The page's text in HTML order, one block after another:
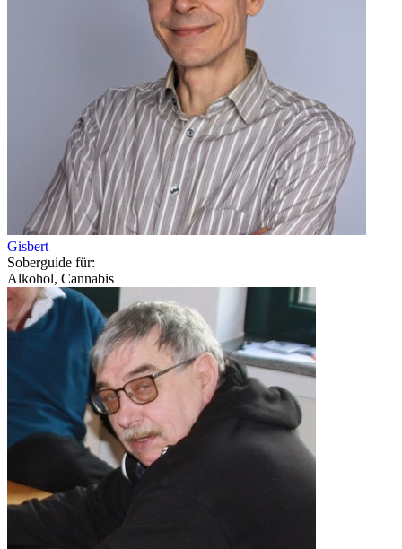
Gisbert
Soberguide für:
Alkohol, Cannabis